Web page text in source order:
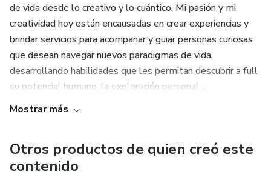
de vida desde lo creativo y lo cuántico. Mi pasión y mi
creatividad hoy están encausadas en crear experiencias y
brindar servicios para acompañar y guiar personas curiosas
que desean navegar nuevos paradigmas de vida,
desarrollando habilidades que les permitan descubrir a full
su potencial humano, la exploración personal ...
Mostrar más
Otros productos de quien creó este
contenido